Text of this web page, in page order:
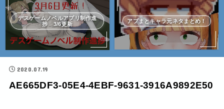
デスゲームノベルアプリ制作進
捗 3/6更新
アプまとキャラ元ネタまとめ！
2020.07.19
AE665DF3-05E4-4EBF-9631-3916A9892E50